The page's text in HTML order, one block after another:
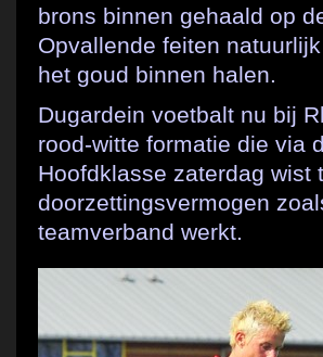
brons binnen gehaald op
Opvallende feiten
het goud binnen halen.
Dugardein voetbalt nu bij
rood-witte formatie die via
Hoofdklasse zaterdag wist
doorzettingsvermogen
teamverband werkt.